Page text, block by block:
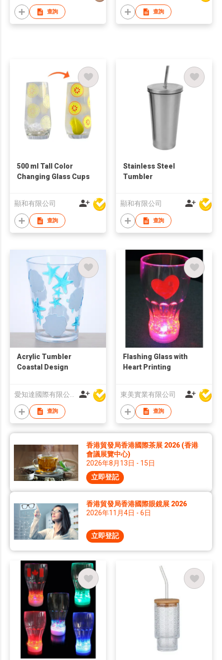
查詢 查詢
500 ml Tall Color
Changing Glass Cups
顯和有限公司
查詢
Stainless Steel
Tumbler
顯和有限公司
查詢
Acrylic Tumbler
Coastal Design
查詢
Flashing Glass with
Heart Printing
東美實業有限公司
查詢
香港貿發局香港國際茶展 2026 (香港
會議展覽中心)
2026年8月13日 - 15日
立即登記
香港貿發局香港國際眼鏡展 2026
2026年11月4日 - 6日
立即登記